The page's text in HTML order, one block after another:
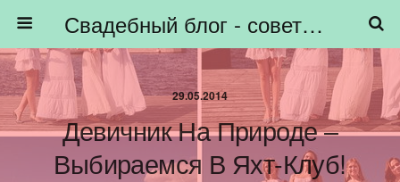
Свадебный блог - советы невестам, подготовка к свадьбе - HiBride
29.05.2014
Девичник На Природе –
Выбираемся В Яхт-Клуб!